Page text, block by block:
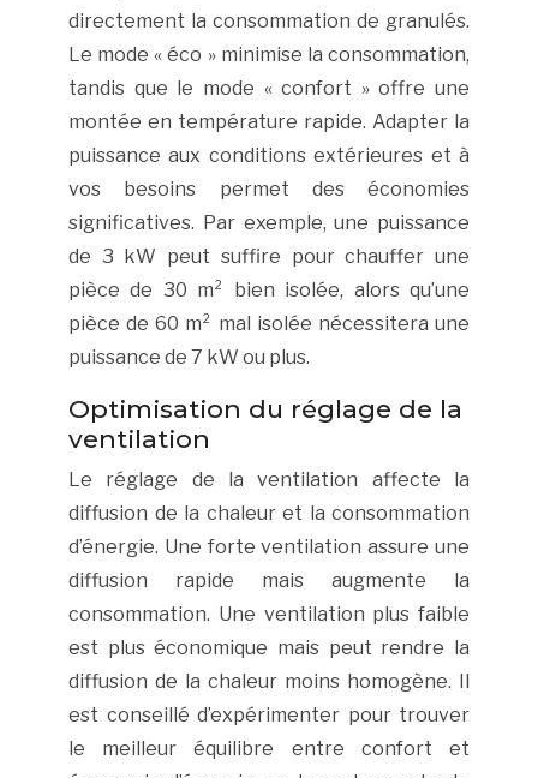
directement la consommation de granulés.
Le mode « éco » minimise la consommation,
tandis que le mode « confort » offre une
montée en température rapide. Adapter la
puissance aux conditions extérieures et à
vos besoins permet des économies
significatives. Par exemple, une puissance
de 3 kW peut suffire pour chauffer une
pièce de 30 m² bien isolée, alors qu’une
pièce de 60 m² mal isolée nécessitera une
puissance de 7 kW ou plus.
Optimisation du réglage de la
ventilation
Le réglage de la ventilation affecte la
diffusion de la chaleur et la consommation
d’énergie. Une forte ventilation assure une
diffusion rapide mais augmente la
consommation. Une ventilation plus faible
est plus économique mais peut rendre la
diffusion de la chaleur moins homogène. Il
est conseillé d’expérimenter pour trouver
le meilleur équilibre entre confort et